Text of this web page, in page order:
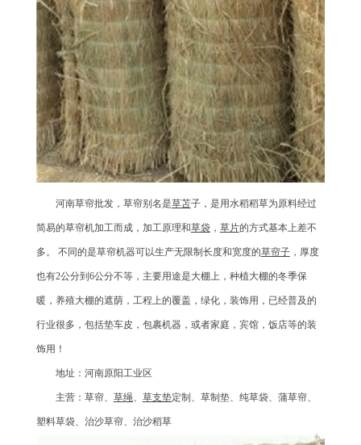
河南草帘批发，草帘别名是草苫子，是用水稻稻草为原料经过
简易的草帘机加工而成，加工原理和草袋， 草片的方式基本上差不
多。 不同的是草帘机器可以生产无限制长度和宽度的草帘子，厚度
也有2公分到6公分不等，主要用途是大棚上，种植大棚的冬季保
暖，养殖大棚的遮荫，工程上的覆盖，绿化，装饰用，已经普及的
行业很多，包括垫车皮，包裹机器，或者家庭，宾馆，饭店等的装
饰用！
地址：河南原阳工业区
主营：草帘、 草绳、 草支垫定制、草制垫、纯草袋、蒲草帘、
塑料草袋、治沙草帘、治沙稻草